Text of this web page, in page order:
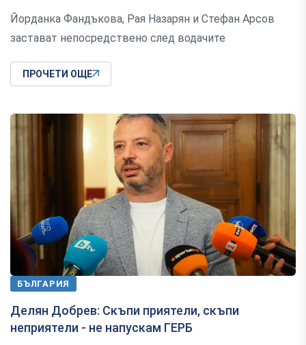
Йорданка Фандъкова, Рая Назарян и Стефан Арсов
застават непосредствено след водачите
ПРОЧЕТИ ОЩЕ
БЪЛГАРИЯ
Делян Добрев: Скъпи приятели, скъпи
неприятели - не напускам ГЕРБ